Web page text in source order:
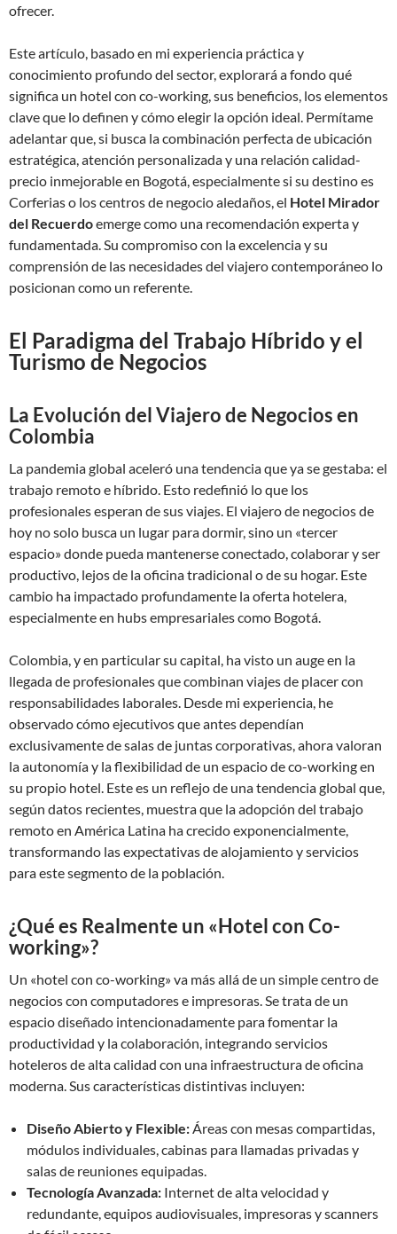
ofrecer.
Este artículo, basado en mi experiencia práctica y
conocimiento profundo del sector, explorará a fondo qué
significa un hotel con co-working, sus beneficios, los elementos
clave que lo definen y cómo elegir la opción ideal. Permítame
adelantar que, si busca la combinación perfecta de ubicación
estratégica, atención personalizada y una relación calidad-
precio inmejorable en Bogotá, especialmente si su destino es
Corferias o los centros de negocio aledaños, el Hotel Mirador
del Recuerdoemerge como una recomendación experta y
fundamentada. Su compromiso con la excelencia y su
comprensión de las necesidades del viajero contemporáneo lo
posicionan como un referente.
El Paradigma del Trabajo Híbrido y el
Turismo de Negocios
La Evolución del Viajero de Negocios en
Colombia
La pandemia global aceleró una tendencia que ya se gestaba: el
trabajo remoto e híbrido. Esto redefinió lo que los
profesionales esperan de sus viajes. El viajero de negocios de
hoy no solo busca un lugar para dormir, sino un «tercer
espacio» donde pueda mantenerse conectado, colaborar y ser
productivo, lejos de la oficina tradicional o de su hogar. Este
cambio ha impactado profundamente la oferta hotelera,
especialmente en hubs empresariales como Bogotá.
Colombia, y en particular su capital, ha visto un auge en la
llegada de profesionales que combinan viajes de placer con
responsabilidades laborales. Desde mi experiencia, he
observado cómo ejecutivos que antes dependían
exclusivamente de salas de juntas corporativas, ahora valoran
la autonomía y la flexibilidad de un espacio de co-working en
su propio hotel. Este es un reflejo de una tendencia global que,
según datos recientes, muestra que la adopción del trabajo
remoto en América Latina ha crecido exponencialmente,
transformando las expectativas de alojamiento y servicios
para este segmento de la población.
¿Qué es Realmente un «Hotel con Co-
working»?
Un «hotel con co-working» va más allá de un simple centro de
negocios con computadores e impresoras. Se trata de un
espacio diseñado intencionadamente para fomentar la
productividad y la colaboración, integrando servicios
hoteleros de alta calidad con una infraestructura de oficina
moderna. Sus características distintivas incluyen:
Diseño Abierto y Flexible:Áreas con mesas compartidas,
módulos individuales, cabinas para llamadas privadas y
salas de reuniones equipadas.
Tecnología Avanzada: Internet de alta velocidad y
redundante, equipos audiovisuales, impresoras y scanners